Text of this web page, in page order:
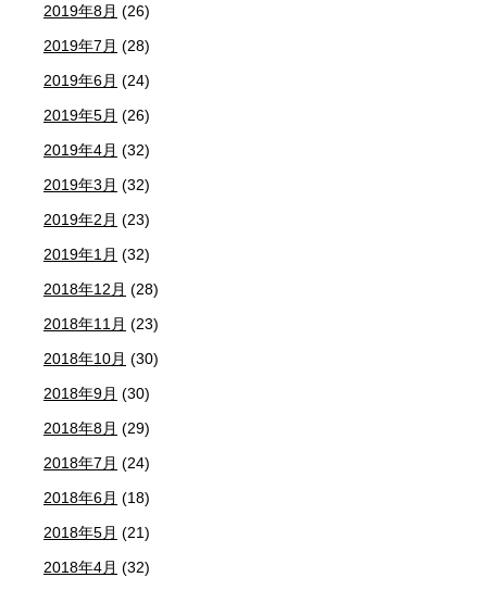
2019年8月 (26)
2019年7月 (28)
2019年6月 (24)
2019年5月 (26)
2019年4月 (32)
2019年3月 (32)
2019年2月 (23)
2019年1月 (32)
2018年12月 (28)
2018年11月 (23)
2018年10月 (30)
2018年9月 (30)
2018年8月 (29)
2018年7月 (24)
2018年6月 (18)
2018年5月 (21)
2018年4月 (32)